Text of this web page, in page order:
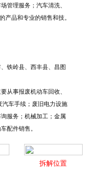
管理服务；汽车清洗、
产品和专业的销售和技。
铁岭县、西丰县、昌图
从事报废机动车回收、
车手续；废旧电力设施
服务；机械加工；金属
配件销售。
拆解位置